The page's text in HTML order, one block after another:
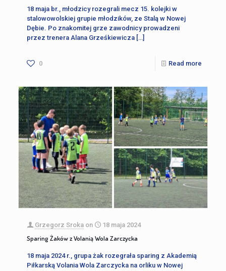
18 maja br., młodzicy rozegrali mecz 15. kolejki w
stalowowolskiej grupie młodzików, ze Stalą w Nowej
Dębie. Po znakomitej grze zawodnicy prowadzeni
przez trenera Alana Grześkiewicza […]
0 Read more
Grzegorz Sroka on 18 maja 2024
Sparing Żaków z Volanią Wola Zarczycka
18 maja 2024 r., grupa żak rozegrała sparing z Akademią
Piłkarską Volania Wola Zarczycka na orliku w Nowej